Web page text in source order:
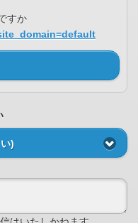
すか
)